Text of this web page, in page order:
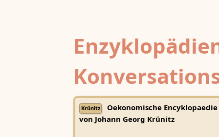
Krünitz
Oekonomische Encyklopaedie
von Johann Georg Krünitz